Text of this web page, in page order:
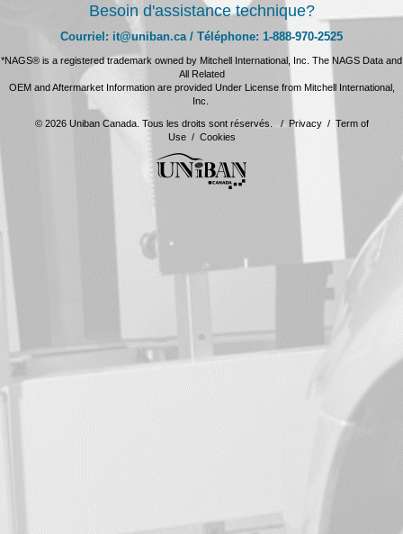
Besoin d'assistance technique?
Courriel: it@uniban.ca / Téléphone: 1-888-970-2525
*NAGS® is a registered trademark owned by Mitchell International, Inc. The NAGS Data and
All Related
OEM and Aftermarket Information are provided Under License from Mitchell International,
Inc.
© 2026 Uniban Canada. Tous les droits sont réservés. / Privacy/ Term of
Use/ Cookies